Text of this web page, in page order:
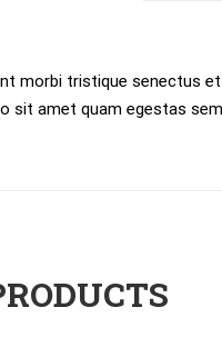
morbi tristique senectus
sit amet quam egestas